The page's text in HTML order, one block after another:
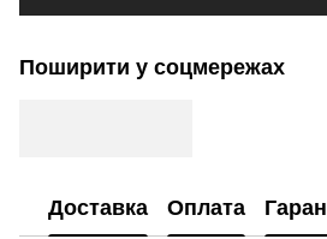
Поширити у соцмережах
Доставка Оплата